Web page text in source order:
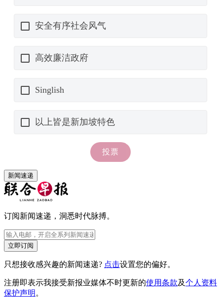
新闻速递
订阅新闻速递，洞悉时代脉搏。
立即订阅
只想接收感兴趣的新闻速递? 点击设置您的偏好。
注册即表示我接受新报业媒体不时更新的使用条款及个人资料
保护声明 。